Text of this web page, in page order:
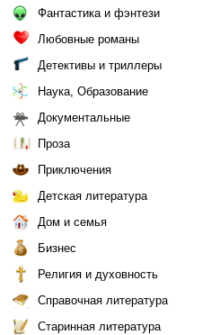
Фантастика и фэнтези
Любовные романы
Детективы и триллеры
Наука, Образование
Документальные
Проза
Приключения
Детская литература
Дом и семья
Бизнес
Религия и духовность
Справочная литература
Старинная литература